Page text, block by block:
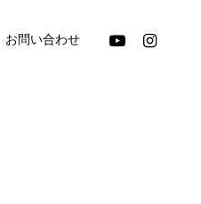
お問い合わせ youtube instagram